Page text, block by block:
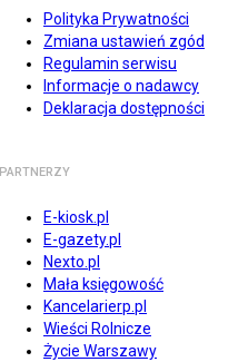
Polityka Prywatności
Zmiana ustawień zgód
Regulamin serwisu
Informacje o nadawcy
Deklaracja dostępności
PARTNERZY
E-kiosk.pl
E-gazety.pl
Nexto.pl
Mała księgowość
Kancelarierp.pl
Wieści Rolnicze
Życie Warszawy